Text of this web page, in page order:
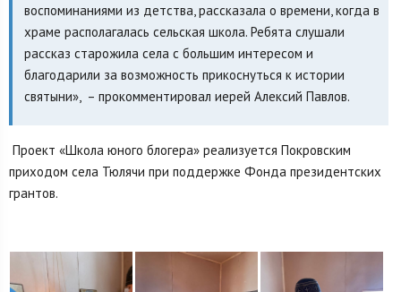
воспоминаниями из детства, рассказала о времени, когда в
храме располагалась сельская школа. Ребята слушали
рассказ старожила села с большим интересом и
благодарили за возможность прикоснуться к истории
святыни», – прокомментировал иерей Алексий Павлов.
Проект «Школа юного блогера» реализуется Покровским
приходом села Тюлячи при поддержке Фонда президентских
грантов.